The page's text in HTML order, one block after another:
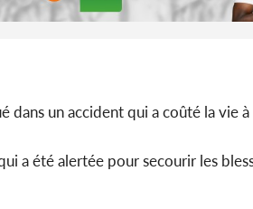
un accident qui a coûté la vie
a été alertée pour secourir les
l'indépendance,